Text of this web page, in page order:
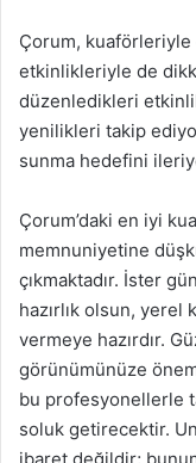
Çorum, kuaförleriyle
etkinlikleriyle de
düzenledikleri
yenilikleri takip
sunma hedefini
Çorum’daki en iyi
memnuniyetine
çıkmaktadır. İster
hazırlık olsun,
vermeye hazırdır.
görünümünüze önem
bu profesyonellerle
soluk getirecektir.